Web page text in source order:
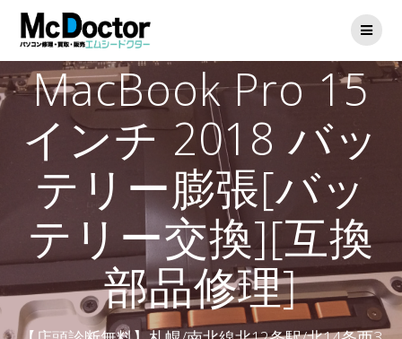
MacBook Pro 15
インチ 2018 バッ
テリー膨張[バッ
テリー交換][互換
部品修理]